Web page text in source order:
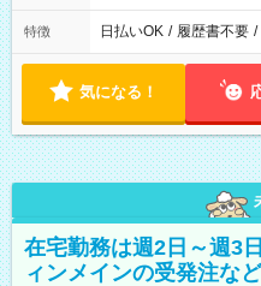
特徴 日払いOK / 履歴書不要 /
気になる！
在宅勤務は週2日～週3
ィンメインの受発注な